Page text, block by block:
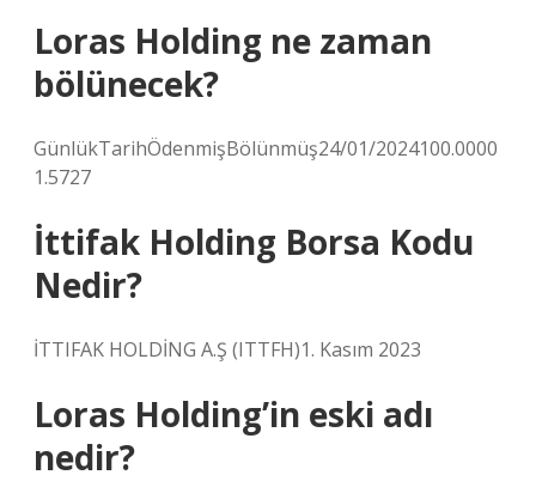
Loras Holding ne zaman
bölünecek?
GünlükTarihÖdenmişBölünmüş24/01/2024100.0000
1.5727
İttifak Holding Borsa Kodu
Nedir?
İTTIFAK HOLDİNG A.Ş (ITTFH)1. Kasım 2023
Loras Holding’in eski adı
nedir?